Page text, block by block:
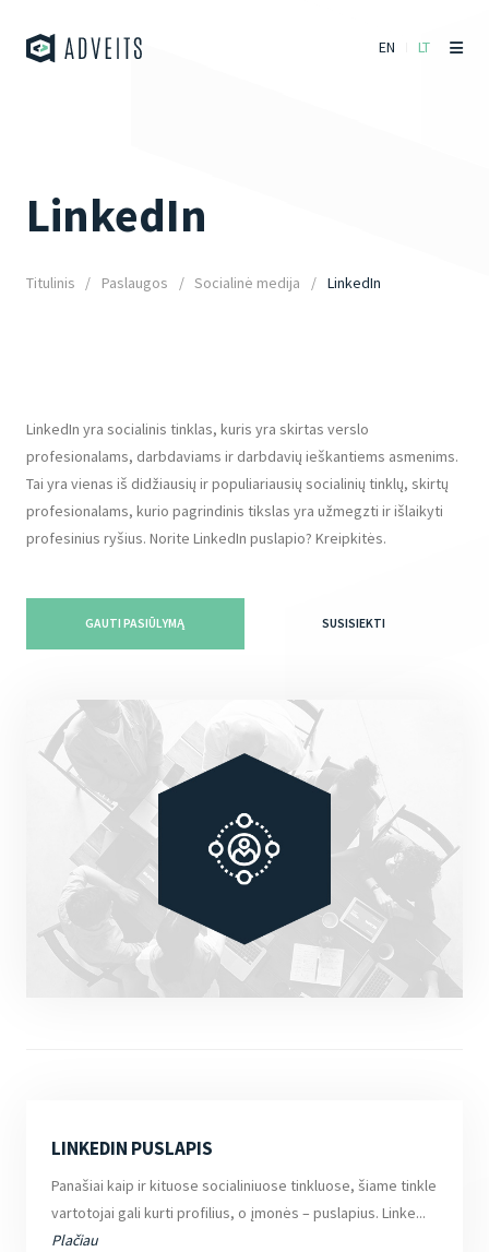
EN LT
LinkedIn
Titulinis Paslaugos Socialinė medija LinkedIn
LinkedIn yra socialinis tinklas, kuris yra skirtas verslo
profesionalams, darbdaviams ir darbdavių ieškantiems asmenims.
Tai yra vienas iš didžiausių ir populiariausių socialinių tinklų, skirtų
profesionalams, kurio pagrindinis tikslas yra užmegzti ir išlaikyti
profesinius ryšius. Norite LinkedIn puslapio? Kreipkitės.
GAUTI PASIŪLYMĄ SUSISIEKTI
LINKEDIN PUSLAPIS
Panašiai kaip ir kituose socialiniuose tinkluose, šiame tinkle
vartotojai gali kurti profilius, o įmonės – puslapius. Linke...
Plačiau